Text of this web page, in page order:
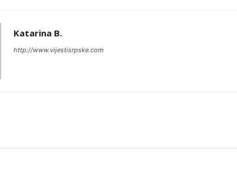
Katarina B.
http://www.vijestisrpske.com